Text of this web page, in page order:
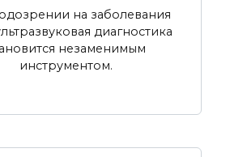
на заболевания
диагностика
незаменимым
инструментом.